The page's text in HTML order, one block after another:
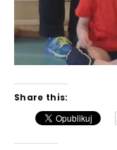
Share this: